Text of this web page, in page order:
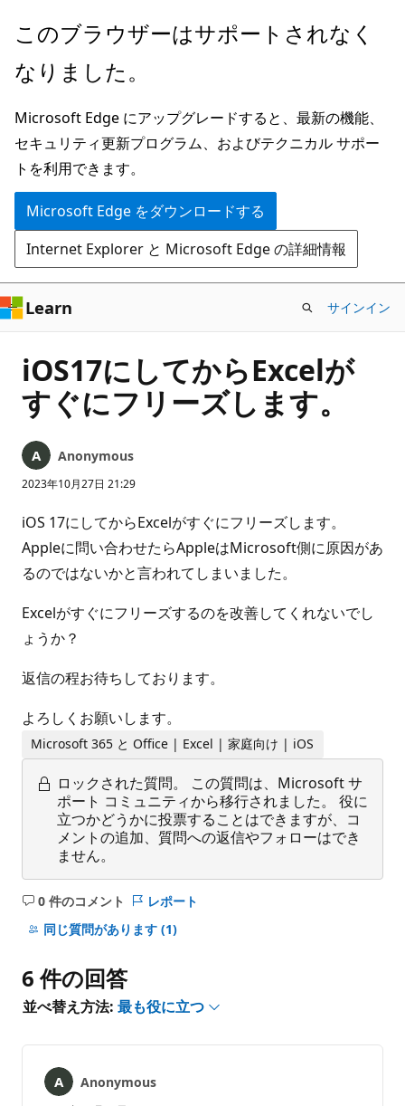
メ
ン
ン
テ
ン
ツ
に
ス
キ
ッ
プ
このブラウザーはサポートされなく
なりました。
Microsoft Edge にアップグレードすると、最新の機能、
セキュリティ更新プログラム、およびテクニカル サポー
トを利用できます。
Microsoft Edge をダウンロードする
Internet Explorer と Microsoft Edge の詳細情報
Learn サインイン
iOS17にしてからExcelが
すぐにフリーズします。
Anonymous
2023年10月27日 21:29
iOS 17にしてからExcelがすぐにフリーズします。
Appleに問い合わせたらAppleはMicrosoft側に原因があ
るのではないかと言われてしまいました。
Excelがすぐにフリーズするのを改善してくれないでし
ょうか？
返信の程お待ちしております。
よろしくお願いします。
Microsoft 365 と Office | Excel | 家庭向け | iOS
ロックされた質問。
この質問は、Microsoft サ
ポート コミュニティから移行されました。 役に
立つかどうかに投票することはできますが、コ
メントの追加、質問への返信やフォローはでき
ません。
0 件のコメント
コ
メ
は
あ
ま
ん
レポート
同じ質問があります (1)
6 件の回答
並べ替え方法: 最も役に立つ
Anonymous